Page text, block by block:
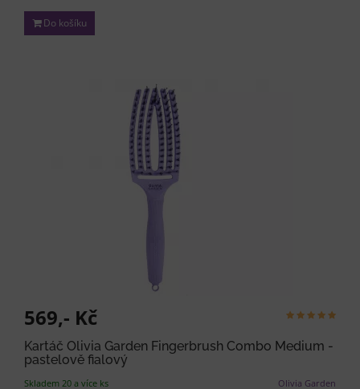
Do košíku
569,- Kč
Kartáč Olivia Garden Fingerbrush Combo Medium -
pastelově fialový
Olivia Garden
Skladem 20 a více ks